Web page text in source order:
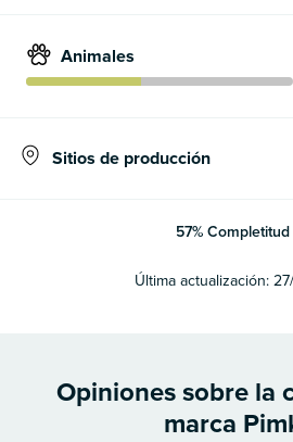
Animales
Sitios de producción
57%Completitud
Última actualización:
Opiniones sobre la
marca